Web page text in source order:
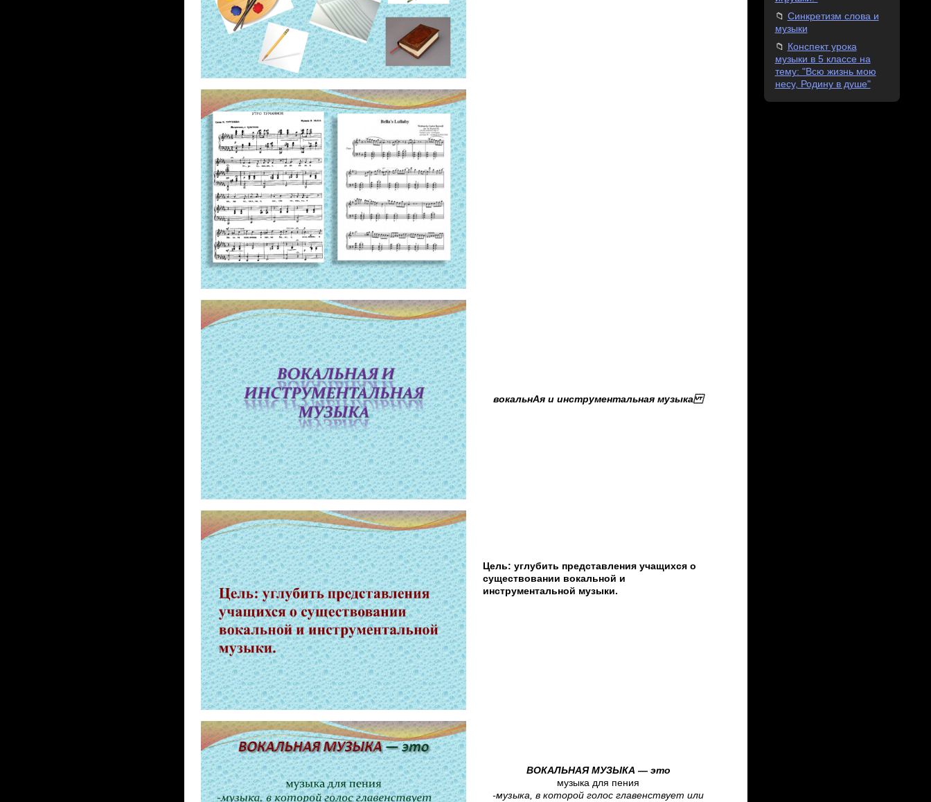
вокальнАя и инструментальная музыка
Цель: углубить представления учащихся о
существовании вокальной и
инструментальной музыки.
ВОКАЛЬНАЯ МУЗЫКА — это
музыка для пения
-музыка, в которой голос главенствует или
Синкретизм слова и
музыки
Конспект урока
музыки в 5 классе на
тему: "Всю жизнь мою
несу, Родину в душе"